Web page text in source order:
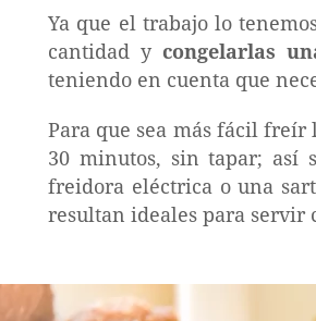
Ya que el trabajo lo
cantidad y congelarlas
teniendo en cuenta que
Para que sea más fácil freír
30 minutos, sin tapar; así
freidora eléctrica o una
resultan ideales para servir